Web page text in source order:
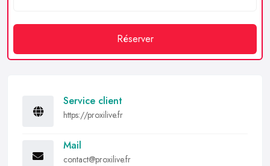
Réserver
Service client
https://proxilive.fr
Mail
contact@proxilive.fr